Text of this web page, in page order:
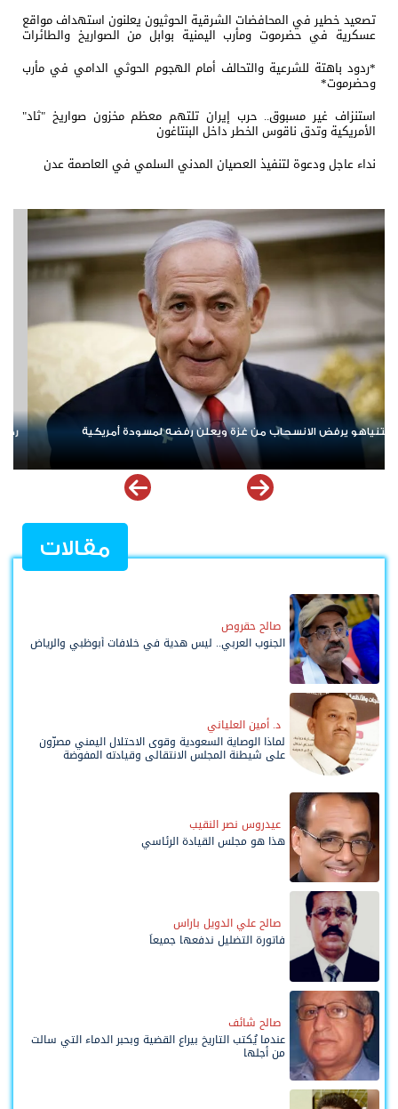
تصعيد خطير في المحافضات الشرقية الحوثيون يعلنون استهداف مواقع
عسكرية في حضرموت ومأرب اليمنية بوابل من الصواريخ والطائرات
*ردود باهتة للشرعية والتحالف أمام الهجوم الحوثي الدامي في مأرب
وحضرموت*
استنزاف غير مسبوق.. حرب إيران تلتهم معظم مخزون صواريخ "ثاد"
الأمريكية وتدق ناقوس الخطر داخل البنتاغون
نداء عاجل ودعوة لتنفيذ العصيان المدني السلمي في العاصمة عدن
حزب الله.. إسرائيل تشن ضربات على جنوب لبنان
الإمارات
ملهمة
مقالات
صالح حقروص
الجنوب العربي.. ليس هدية في خلافات أبوظبي والرياض
د. أمين العلياني
لماذا الوصاية السعودية وقوى الاحتلال اليمني مصرّون
على شيطنة المجلس الانتقالي وقيادته المفوضة
عيدروس نصر النقيب
هذا هو مجلس القيادة الرئاسي
صالح علي الدويل باراس
فاتورة التضليل ندفعها جميعاً
صالح شائف
عندما يُكتب التاريخ بيراع القضية وبحبر الدماء التي سالت
من أجلها